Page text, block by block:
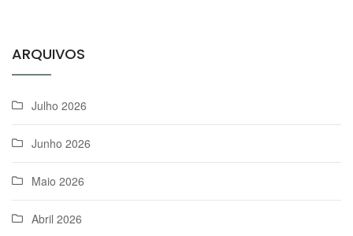
ARQUIVOS
Julho 2026
Junho 2026
Maio 2026
Abril 2026